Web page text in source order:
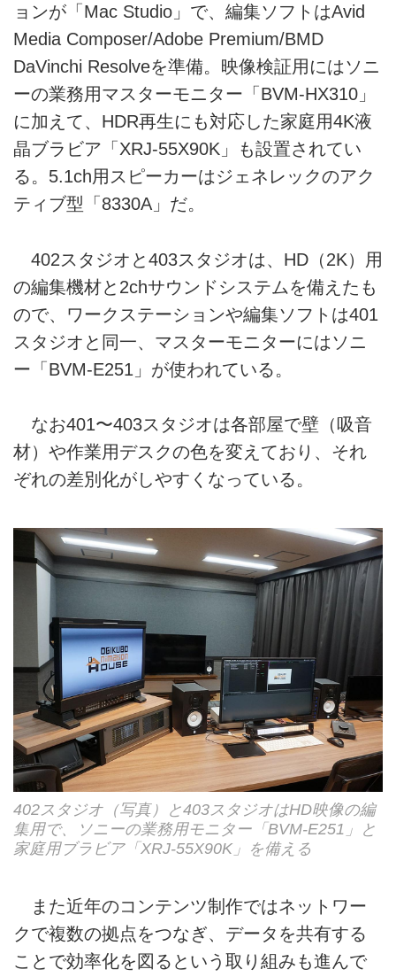
ョンが「Mac Studio」で、編集ソフトはAvid
Media Composer/Adobe Premium/BMD
DaVinchi Resolveを準備。映像検証用にはソニ
ーの業務用マスターモニター「BVM-HX310」
に加えて、HDR再生にも対応した家庭用4K液
晶ブラビア「XRJ-55X90K」も設置されてい
る。5.1ch用スピーカーはジェネレックのアク
ティブ型「8330A」だ。
402スタジオと403スタジオは、HD（2K）用
の編集機材と2chサウンドシステムを備えたも
ので、ワークステーションや編集ソフトは401
スタジオと同一、マスターモニターにはソニ
ー「BVM-E251」が使われている。
なお401〜403スタジオは各部屋で壁（吸音
材）や作業用デスクの色を変えており、それ
ぞれの差別化がしやすくなっている。
402スタジオ（写真）と403スタジオはHD映像の編
集用で、ソニーの業務用モニター「BVM-E251」と
家庭用ブラビア「XRJ-55X90K」を備える
また近年のコンテンツ制作ではネットワー
クで複数の拠点をつなぎ、データを共有する
ことで効率化を図るという取り組みも進んで